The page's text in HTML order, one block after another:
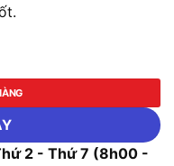
Ánh Sáng Vàng/Trắng
2 - Thứ 7 (8h00 -